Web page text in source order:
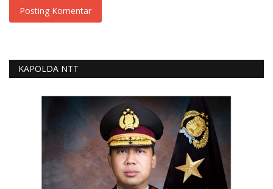
Posting Komentar
KAPOLDA NTT